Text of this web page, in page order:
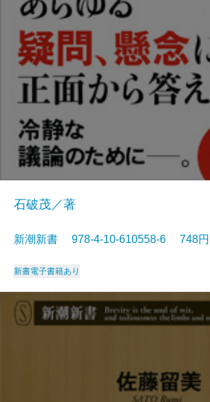
石破茂／著
新潮新書 978-4-10-610558-6 748
新書電子書籍あり